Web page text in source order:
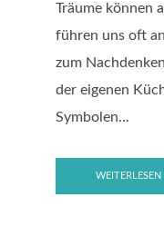
Träume können
führen uns oft
zum
der eigenen
Symbolen...
WEITERLESEN